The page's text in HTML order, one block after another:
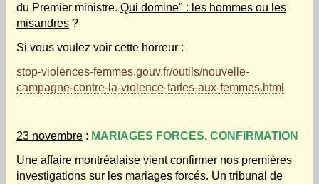
du Premier ministre. Qui domine" : les hommes ou les
misandres ?
Si vous voulez voir cette horreur :
stop-violences-femmes.gouv.fr/outils/nouvelle-
campagne-contre-la-violence-faites-aux-femmes.html
23 novembre : MARIAGES FORCES, CONFIRMATION
Une affaire montréalaise vient confirmer nos premières
investigations sur les mariages forcés. Un tribunal de